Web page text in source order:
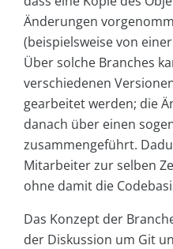
Änderungen
(beispielsweise von
Über solche Branches
verschiedenen
gearbeitet werden; die
danach über einen
zusammengeführt.
Mitarbeiter zur selben
ohne damit die
Das Konzept der
der Diskussion um Git